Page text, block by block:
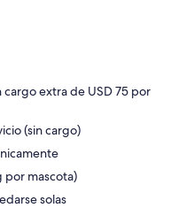
extra de USD 75 por
(sin cargo)
por mascota)
solas